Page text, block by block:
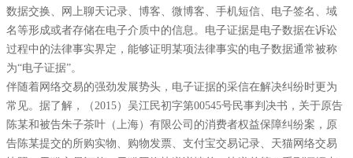
数据交换、网上聊天记录、博客、微博客、手机短信、电子签名、域
名等形成或者存储在电子介质中的信息。电子证据是电子数据在诉讼
过程中的法律事实界定，能够证明某项法律事实的电子数据通常被称
为“电子证据”。
伴随着网络交易的强劲发展势头，电子证据的采信在解决纠纷时更为
常见。据了解，（2015）吴江民初字第00545号民事判决书，关于原告
陈某和被告朱子茶叶（上海）有限公司的消费者权益保障纠纷案，原
告陈某提交的所购实物、购物发票、支付宝交易记录、天猫网络交易